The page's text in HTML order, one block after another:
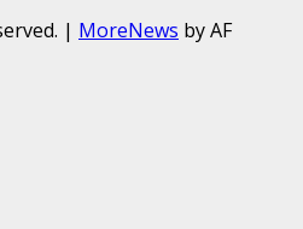
| MoreNews by AF